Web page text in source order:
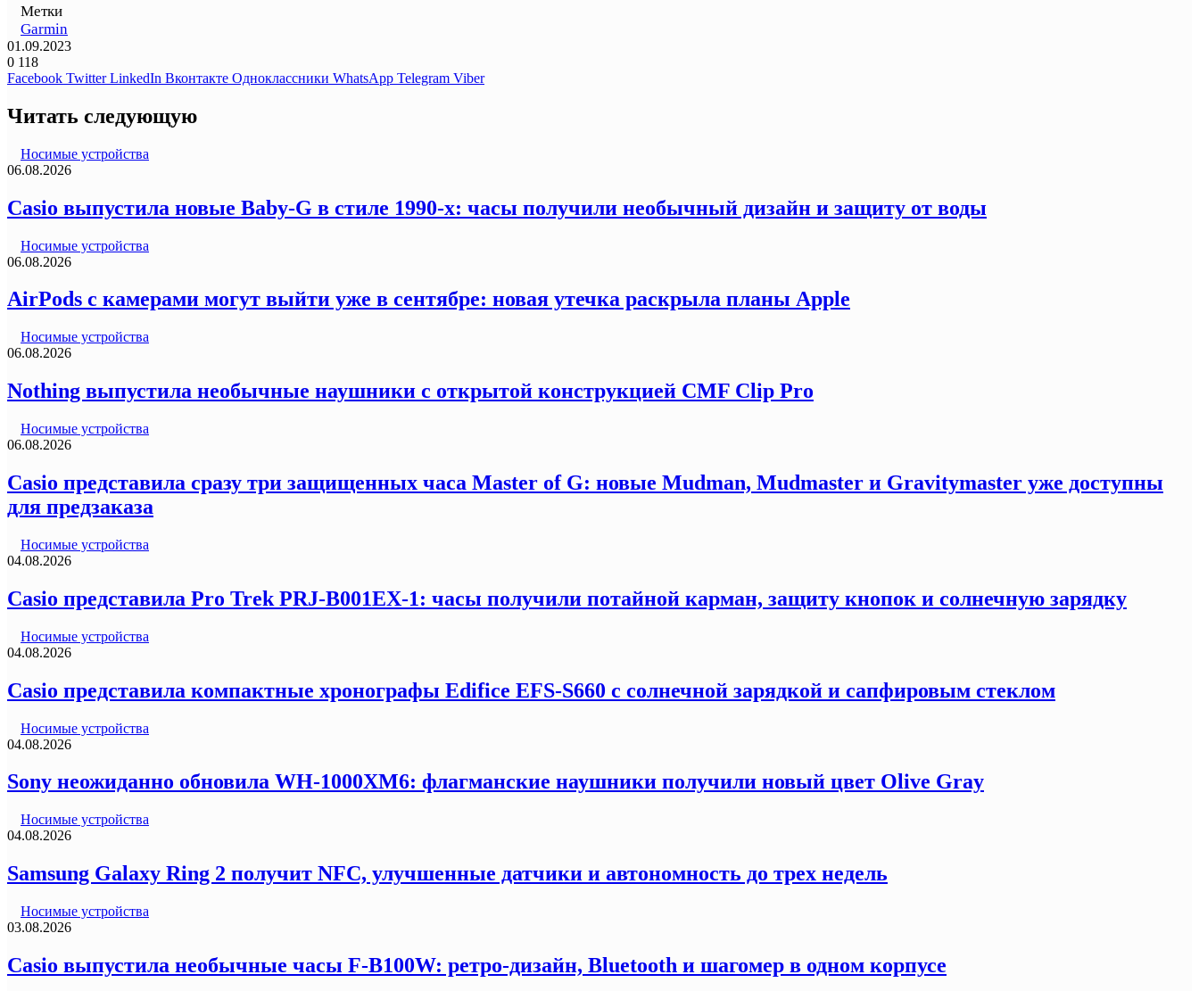
Метки
Garmin
01.09.2023
0 118
Facebook Twitter LinkedIn Вконтакте Одноклассники WhatsApp Telegram Viber
Читать следующую
Носимые устройства
06.08.2026
Casio выпустила новые Baby-G в стиле 1990-х: часы получили необычный дизайн и защиту от воды
Носимые устройства
06.08.2026
AirPods с камерами могут выйти уже в сентябре: новая утечка раскрыла планы Apple
Носимые устройства
06.08.2026
Nothing выпустила необычные наушники с открытой конструкцией CMF Clip Pro
Носимые устройства
06.08.2026
Casio представила сразу три защищенных часа Master of G: новые Mudman, Mudmaster и Gravitymaster уже доступны
для предзаказа
Носимые устройства
04.08.2026
Casio представила Pro Trek PRJ-B001EX-1: часы получили потайной карман, защиту кнопок и солнечную зарядку
Носимые устройства
04.08.2026
Casio представила компактные хронографы Edifice EFS-S660 с солнечной зарядкой и сапфировым стеклом
Носимые устройства
04.08.2026
Sony неожиданно обновила WH-1000XM6: флагманские наушники получили новый цвет Olive Gray
Носимые устройства
04.08.2026
Samsung Galaxy Ring 2 получит NFC, улучшенные датчики и автономность до трех недель
Носимые устройства
03.08.2026
Casio выпустила необычные часы F-B100W: ретро-дизайн, Bluetooth и шагомер в одном корпусе